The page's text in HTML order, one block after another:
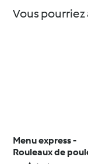
Vous pourriez
Menu express -
Rouleaux de